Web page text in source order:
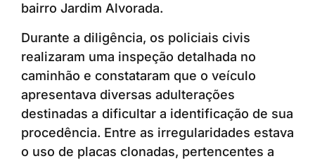
bairro Jardim Alvorada.
Durante a diligência, os policiais civis
realizaram uma inspeção detalhada no
caminhão e constataram que o veículo
apresentava diversas adulterações
destinadas a dificultar a identificação de sua
procedência. Entre as irregularidades estava
o uso de placas clonadas, pertencentes a